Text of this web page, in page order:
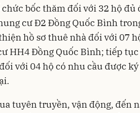
chức bốc thăm đối với 32 hộ
cư Đ2 Đồng Quốc Bình
hồ sơ thuê nhà đối với 07
HH4 Đồng Quốc Bình; tiếp tục
với 04 hộ có nhu cầu được
tuyên truyền, vận động, đến